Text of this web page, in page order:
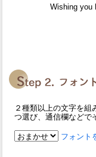
Wishing you
２種類以上の文字を組
つ選び、通信欄などで
フォント